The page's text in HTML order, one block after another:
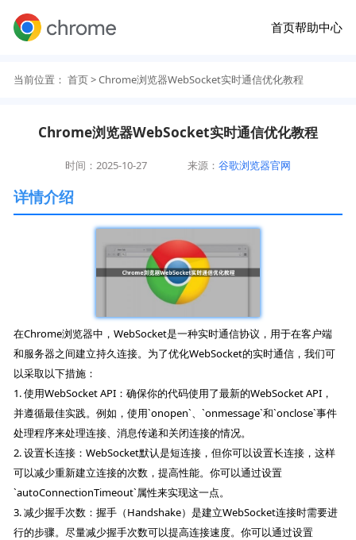
首页帮助中心
当前位置： 首页> Chrome浏览器WebSocket实时通信优化教程
Chrome浏览器WebSocket实时通信优化教程
时间：2025-10-27 来源：谷歌浏览器官网
详情介绍
在Chrome浏览器中，WebSocket是一种实时通信协议，用于在客户端
和服务器之间建立持久连接。为了优化WebSocket的实时通信，我们可
以采取以下措施：
1. 使用WebSocket API：确保你的代码使用了最新的WebSocket API，
并遵循最佳实践。例如，使用`onopen`、`onmessage`和`onclose`事件
处理程序来处理连接、消息传递和关闭连接的情况。
2. 设置长连接：WebSocket默认是短连接，但你可以设置长连接，这样
可以减少重新建立连接的次数，提高性能。你可以通过设置
`autoConnectionTimeout`属性来实现这一点。
3. 减少握手次数：握手（Handshake）是建立WebSocket连接时需要进
行的步骤。尽量减少握手次数可以提高连接速度。你可以通过设置